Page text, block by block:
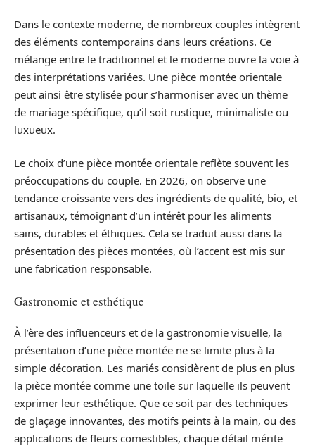
Dans le contexte moderne, de nombreux couples intègrent
des éléments contemporains dans leurs créations. Ce
mélange entre le traditionnel et le moderne ouvre la voie à
des interprétations variées. Une pièce montée orientale
peut ainsi être stylisée pour s’harmoniser avec un thème
de mariage spécifique, qu’il soit rustique, minimaliste ou
luxueux.
Le choix d’une pièce montée orientale reflète souvent les
préoccupations du couple. En 2026, on observe une
tendance croissante vers des ingrédients de qualité, bio, et
artisanaux, témoignant d’un intérêt pour les aliments
sains, durables et éthiques. Cela se traduit aussi dans la
présentation des pièces montées, où l’accent est mis sur
une fabrication responsable.
Gastronomie et esthétique
À l’ère des influenceurs et de la gastronomie visuelle, la
présentation d’une pièce montée ne se limite plus à la
simple décoration. Les mariés considèrent de plus en plus
la pièce montée comme une toile sur laquelle ils peuvent
exprimer leur esthétique. Que ce soit par des techniques
de glaçage innovantes, des motifs peints à la main, ou des
applications de fleurs comestibles, chaque détail mérite